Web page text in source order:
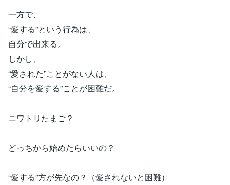
一方で、
“愛する”という行為は、
自分で出来る。
しかし、
“愛された”ことがない人は、
“自分を愛する”ことが困難だ。
ニワトリたまご？
どっちから始めたらいいの？
“愛する”方が先なの？（愛されないと困難）